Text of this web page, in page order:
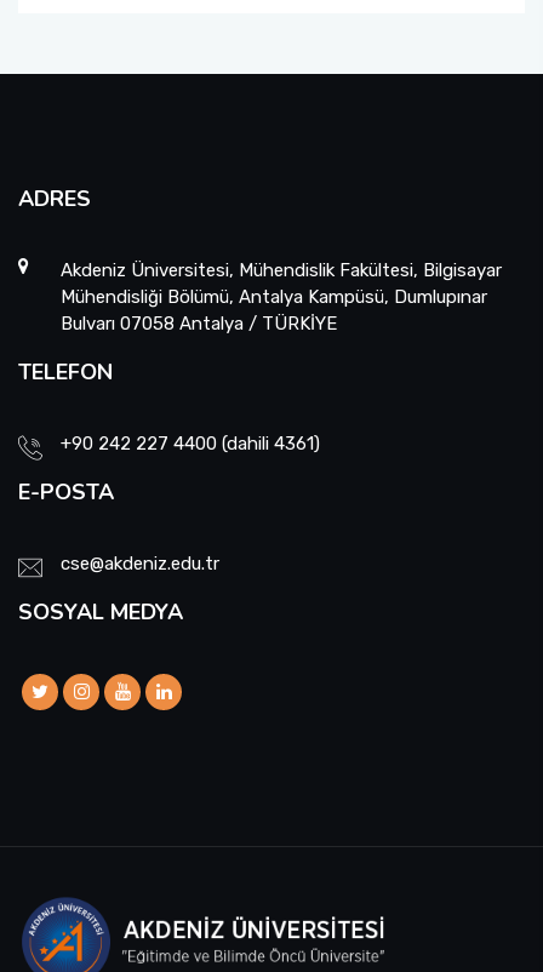
ADRES
Akdeniz Üniversitesi, Mühendislik Fakültesi, Bilgisayar
Mühendisliği Bölümü, Antalya Kampüsü, Dumlupınar
Bulvarı 07058 Antalya / TÜRKİYE
TELEFON
+90 242 227 4400 (dahili 4361)
E-POSTA
cse@akdeniz.edu.tr
SOSYAL MEDYA